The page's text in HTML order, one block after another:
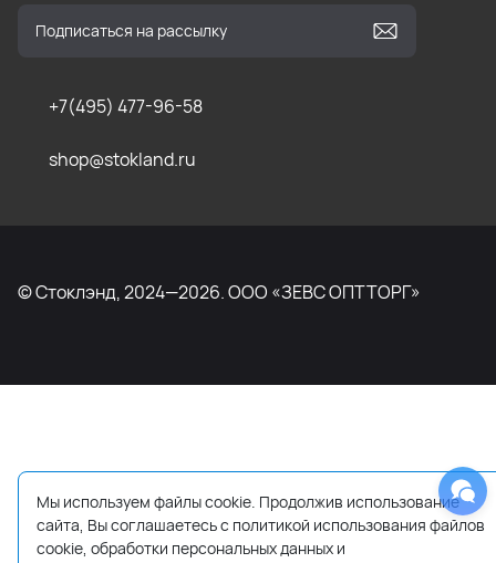
+7(495) 477-96-58
shop@stokland.ru
© Стоклэнд, 2024—2026. ООО «ЗЕВС ОПТТОРГ»
Мы используем файлы cookie. Продолжив использование
сайта, Вы соглашаетесь с политикой использования файлов
cookie, обработки персональных данных и